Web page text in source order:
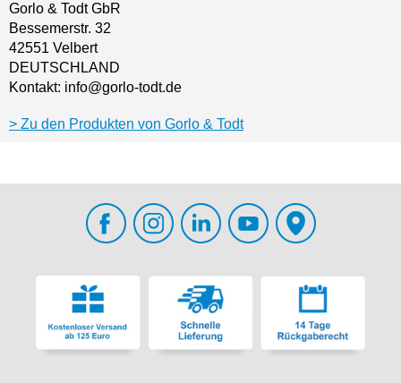
Gorlo & Todt GbR
Bessemerstr. 32
42551 Velbert
DEUTSCHLAND
Kontakt: info@gorlo-todt.de
Zu den Produkten von Gorlo & Todt